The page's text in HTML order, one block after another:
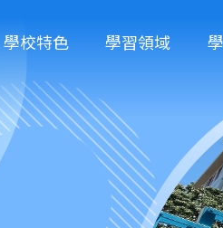
學校特色 學習領域